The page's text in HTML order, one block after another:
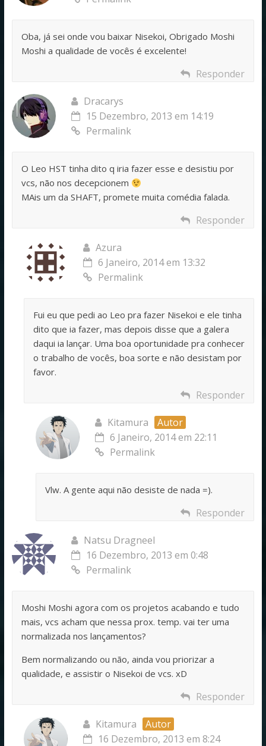
Oba, já sei onde vou baixar Nisekoi, Obrigado Moshi
Moshi a qualidade de vocês é excelente!
Responder
Dracarys
15 Dezembro, 2013 em 14:19
Permalink
O Leo HST tinha dito q iria fazer esse e desistiu por
vcs, não nos decepcionem
MAis um da SHAFT, promete muita comédia falada.
Responder
Azura
6 Janeiro, 2014 em 13:32
Permalink
Fui eu que pedi ao Leo pra fazer Nisekoi e ele tinha
dito que ia fazer, mas depois disse que a galera
daqui ia lançar. Uma boa oportunidade pra conhecer
o trabalho de vocês, boa sorte e não desistam por
favor.
Responder
Kitamura
Autor
6 Janeiro, 2014 em 22:11
Permalink
Vlw. A gente aqui não desiste de nada =).
Responder
Natsu Dragneel
16 Dezembro, 2013 em 0:48
Permalink
Moshi Moshi agora com os projetos acabando e tudo
mais, vcs acham que nessa prox. temp. vai ter uma
normalizada nos lançamentos?
Bem normalizando ou não, ainda vou priorizar a
qualidade, e assistir o Nisekoi de vcs. xD
Responder
Kitamura
Autor
16 Dezembro, 2013 em 8:24